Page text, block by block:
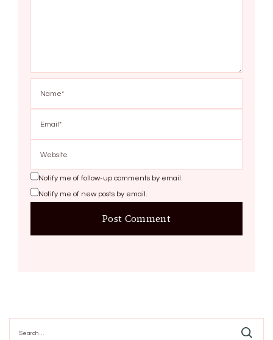
Notify me of follow-up comments by email.
Notify me of new posts by email.
for: